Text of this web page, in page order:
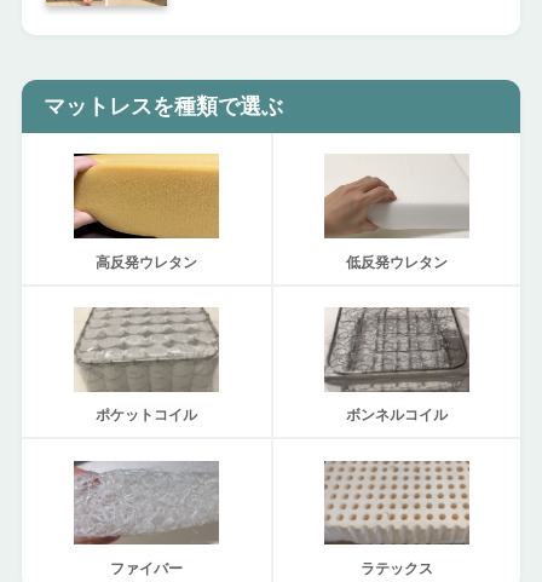
マットレスを種類で選ぶ
高反発ウレタン 低反発ウレタン
ポケットコイル ボンネルコイル
ファイバー ラテックス